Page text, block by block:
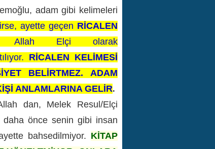
adam gibi kelimeleri
ayette geçen RİCALEN
Allah Elçi olarak
RİCALEN KELİMESİ
BELİRTMEZ. ADAM
ANLAMLARINA GELİR.
dan, Melek Resul/Elçi
daha önce senin gibi insan
bahsedilmiyor. KİTAP